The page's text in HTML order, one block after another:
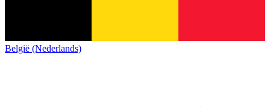
België (Nederlands)